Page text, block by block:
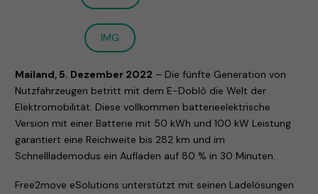
IMG
Mailand, 5. Dezember 2022 – Die fünfte Generation von
Nutzfahrzeugen betritt mit dem E-Doblò die Welt der
Elektromobilität. Diese vollkommen batterieelektrische
Version mit einer Batterie mit 50 kWh und 100 kW Leistung
garantiert eine Reichweite bis 282 km und im
Schnelllademodus ein Aufladen auf 80 % in 30 Minuten.
Free2move eSolutions unterstützt mit seinen Ladelösungen